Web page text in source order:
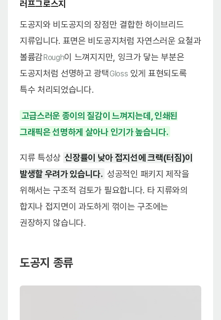
러프그로스지
도공지와 비도공지의 장점만 결합한 하이브리드
지류입니다. 표면은 비도공지처럼 자연스러운 요철과
볼륨감Rough이 느껴지지만, 잉크가 닿는 부분은
도공지처럼 선명하고 광택Gloss 있게 표현되도록
특수 처리되었습니다.
고급스러운 종이의 질감이 느껴지는데, 인쇄된
그래픽은 선명하게 살아나 인기가 높습니다.
지류 특성상 신장률이 낮아 접지선에 크랙(터짐)이
발생할 우려가 있습니다. 성공적인 패키지 제작을
위해서는 구조적 검토가 필요합니다. 타 지류와의
합지나 접지면이 과도하게 꺾이는 구조에는
권장하지 않습니다.
도공지 종류